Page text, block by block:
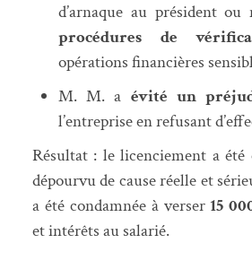
d’arnaque au président
procédures de
opérations financières
M. M. a évité un
l’entreprise en refusant
Résultat : le licenciement a été
dépourvu de cause réelle et
a été condamnée à verser 15
et intérêts au salarié.